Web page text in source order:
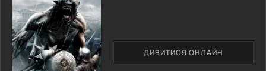
ДИВИТИСЯ ОНЛАЙН